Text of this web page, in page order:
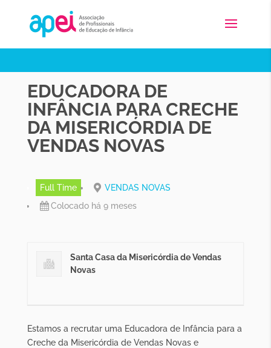
EDUCADORA DE
INFÂNCIA PARA CRECHE
DA MISERICÓRDIA DE
VENDAS NOVAS
Full Time
VENDAS NOVAS
Colocado há 9 meses
Santa Casa da Misericórdia de Vendas
Novas
Estamos a recrutar uma Educadora de Infância para a
Creche da Misericórdia de Vendas Novas e